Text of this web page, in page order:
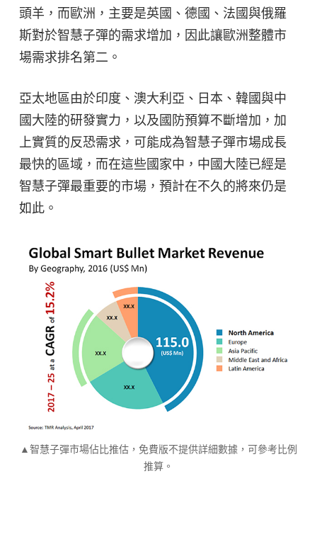
頭羊，而歐洲，主要是英國、德國、法國與俄羅
斯對於智慧子彈的需求增加，因此讓歐洲整體市
場需求排名第二。
亞太地區由於印度、澳大利亞、日本、韓國與中
國大陸的研發實力，以及國防預算不斷增加，加
上實質的反恐需求，可能成為智慧子彈市場成長
最快的區域，而在這些國家中，中國大陸已經是
智慧子彈最重要的市場，預計在不久的將來仍是
如此。
▲智慧子彈市場佔比推估，免費版不提供詳細數據，可參考比例
推算。